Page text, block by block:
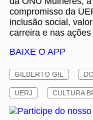
compromisso da
inclusão social,
carreira e nas
BAIXE O APP
GILBERTO GIL
UERJ CULTURA